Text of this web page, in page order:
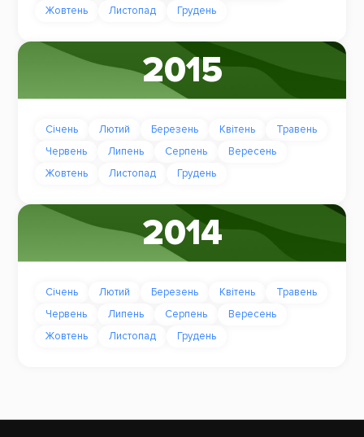
Жовтень
Листопад Грудень
2015
Січень Лютий Березень Квітень
Травень
Червень
Липень Серпень
Вересень
Жовтень
Листопад Грудень
2014
Січень Лютий Березень Квітень
Травень
Червень
Липень Серпень
Вересень
Жовтень
Листопад Грудень